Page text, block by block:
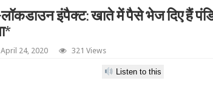
इंपैक्ट: खाते में पैसे भेज दिए हैं
April 24, 2020 321 Views
Listen to this